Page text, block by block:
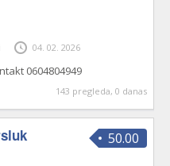
04. 02. 2026
0604804949
143 pregleda, 0 danas
50.00